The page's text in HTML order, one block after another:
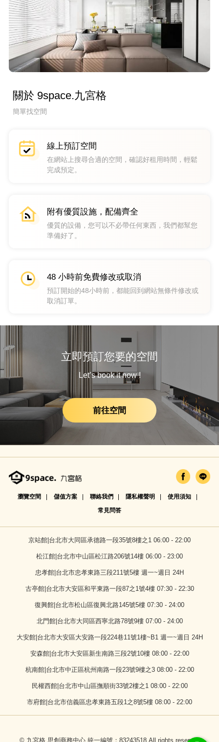
關於 9space.九宮格
簡單找空間
線上預訂空間
在網站上搜尋合適的空間，確認好租用時間，輕鬆
完成預定。
附有優質設施，配備齊全
優質的設備，您可以不必帶任何東西，我們都幫您
準備好了。
48 小時前免費修改或取消
預訂開始的48小時前，都能回到網站無條件修改或
取消訂單。
立即預訂您要的空間
Let’s book it now !
前往空間
瀏覽空間 儲值方案 聯絡我們 隱私權聲明
使用須知
常見問答
京站館|台北市大同區承德路一段35號8樓之1 06:00 - 22:00
松江館|台北市中山區松江路206號14樓 06:00 - 23:00
忠孝館|台北市忠孝東路三段211號5樓 週一~週日 24H
古亭館|台北市大安區和平東路一段87之1號4樓 07:30 - 22:30
復興館|台北市松山區復興北路145號5樓 07:30 - 24:00
北門館|台北市大同區西寧北路78號9樓 07:00 - 24:00
大安館|台北市大安區大安路一段224巷11號1樓~B1 週一~週日 24H
安森館|台北市大安區新生南路三段2號10樓 08:00 - 22:00
杭南館|台北市中正區杭州南路一段23號9樓之3 08:00 - 22:00
民權西館|台北市中山區撫順街33號2樓之1 08:00 - 22:00
市府館|台北市信義區忠孝東路五段1之8號5樓 08:00 - 22:00
© 九宮格 思創商務中心 統一編號：83243518 All rights reserved